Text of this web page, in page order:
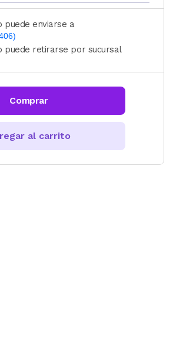
puede enviarse a
(sólo números)
CALCULAR
puede retirarse por sucursal
Comprar
al carrito